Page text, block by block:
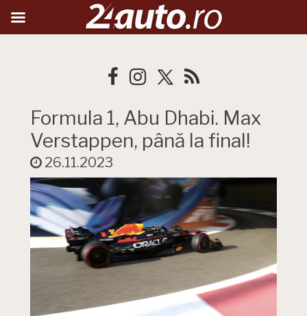
Formula 1, Abu Dhabi. Max
Verstappen, până la final!
26.11.2023